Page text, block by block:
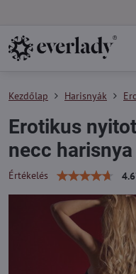
Kezdőlap Harisnyák
Erotikus
necc
Értékelés